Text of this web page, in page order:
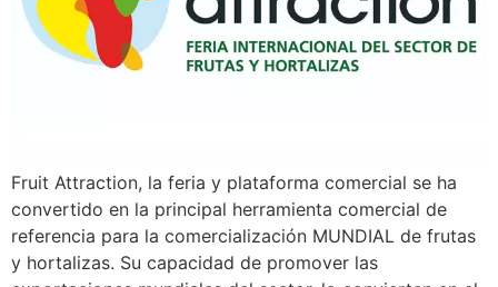
Fruit Attraction, la feria y plataforma comercial se ha
convertido en la principal herramienta comercial de
referencia para la comercialización MUNDIAL de frutas
y hortalizas. Su capacidad de promover las